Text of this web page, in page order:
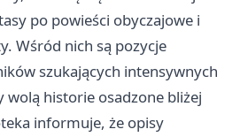
po powieści obyczajowe i
Wśród nich są pozycje
szukających intensywnych
historie osadzone bliżej
informuje, że opisy